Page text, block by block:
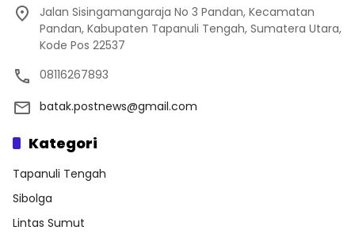
Jalan Sisingamangaraja No 3 Pandan, Kecamatan
Pandan, Kabupaten Tapanuli Tengah, Sumatera Utara,
Kode Pos 22537
08116267893
batak.postnews@gmail.com
Kategori
Tapanuli Tengah
Sibolga
Lintas Sumut